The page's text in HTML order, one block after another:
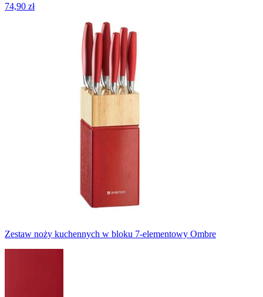
74,90 zł
Zestaw noży kuchennych w bloku 7-elementowy Ombre